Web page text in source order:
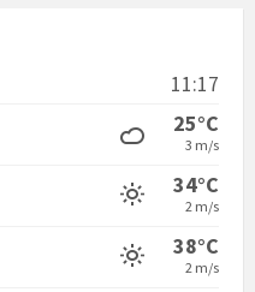
11:17
25°C
3 m/s
34°C
2 m/s
38°C
2 m/s